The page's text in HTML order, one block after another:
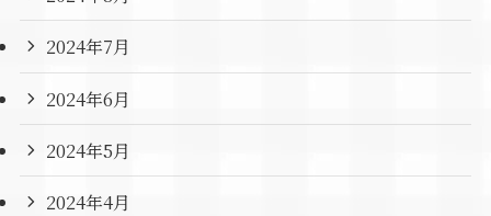
2024年7月
2024年6月
2024年5月
2024年4月